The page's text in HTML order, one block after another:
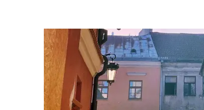
行
天
行
程